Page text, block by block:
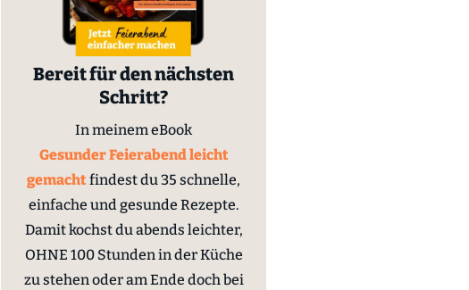
Bereit für den nächsten
Schritt?
In meinem eBook
Gesunder Feierabend leicht
gemachtfindest du 35 schnelle,
einfache und gesunde Rezepte.
Damit kochst du abends leichter,
OHNE 100 Stunden in der Küche
zu stehen oder am Ende doch bei